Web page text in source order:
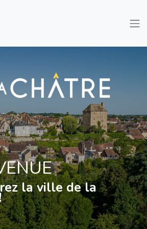
la ville de la